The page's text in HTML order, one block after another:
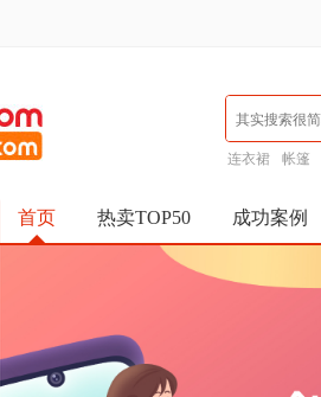
连衣裙 帐篷
首页 热卖TOP50 成功案例